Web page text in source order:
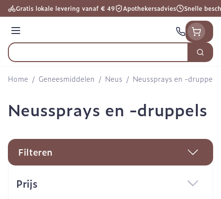
Ga naar de inhoud
Gratis lokale levering vanaf € 49 Apothekersadvies Snelle
Menu
Product, merk, categorie...
Zoek
Home / Geneesmiddelen / Neus / Neussprays en -druppels
Neussprays en -druppels
Filteren
Prijs